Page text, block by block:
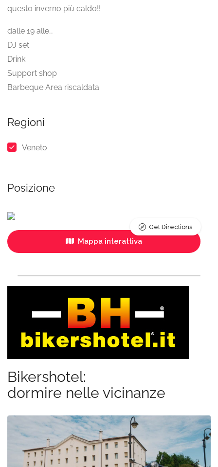
questo inverno più caldo!!
dalle 19 alle…
DJ set
Drink
Support shop
Barbeque Area riscaldata
Regioni
Veneto
Posizione
Mappa interattiva
Get Directions
Bikershotel:
dormire nelle vicinanze